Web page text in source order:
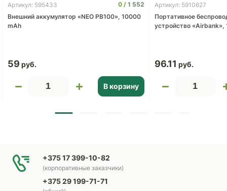
Артикул: 595433 0
1 552
Внешний аккумулятор «NEO PB100», 10000
mAh
59
В корзину
Артикул: 5910627
Портативное
устройство «Airbank»,
96.11
+375 17 399-10-82
(корпоративные заказчики)
+375 29 199-71-71